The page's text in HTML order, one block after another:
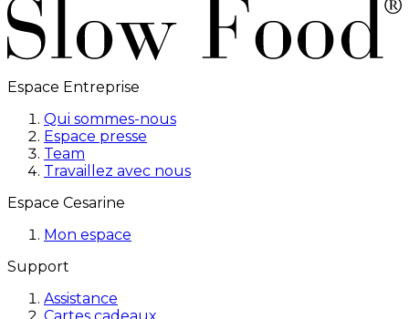
Espace Entreprise
Qui sommes-nous
Espace presse
Team
Travaillez avec nous
Espace Cesarine
Mon espace
Support
Assistance